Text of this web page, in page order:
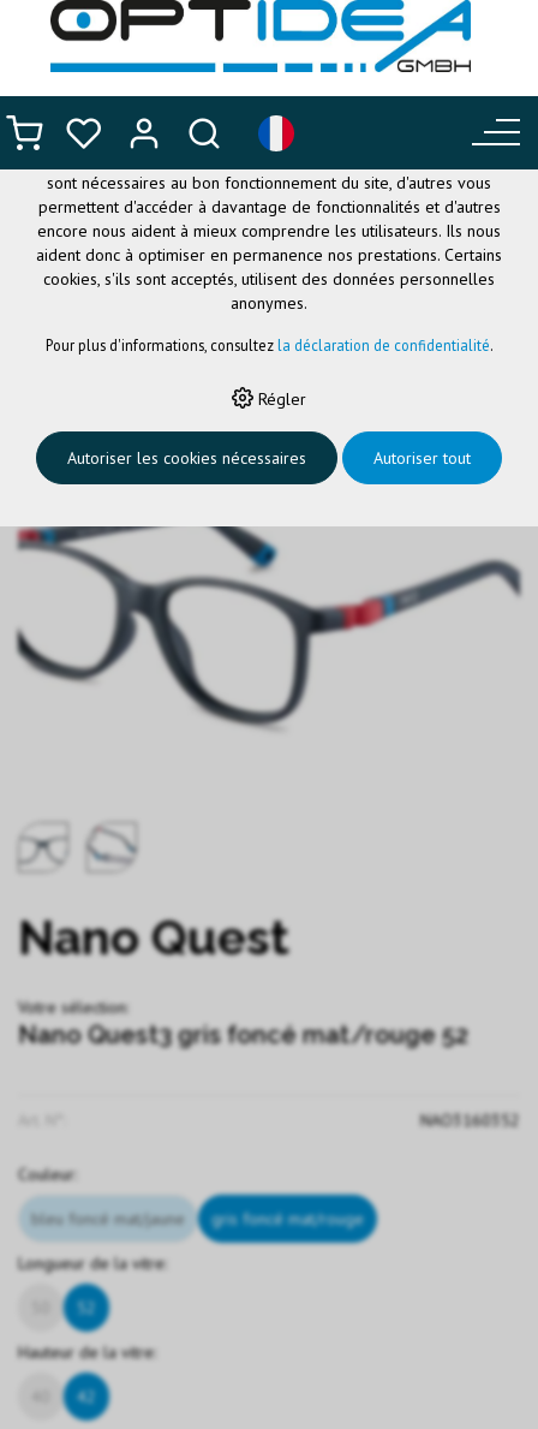
Nano Quest
Votre sélection:
Nano Quest3 gris foncé mat/rouge 52
NAO3160352
Couleur:
bleu foncé mat/jaune gris foncé mat/rouge
Longueur de la vitre:
52
Hauteur de la vitre:
42
CE SITE UTILISE DES COOKIES
Nous utilisons différents cookies sur notre site web : certains
sont nécessaires au bon fonctionnement du site, d'autres vous
permettent d'accéder à davantage de fonctionnalités et d'autres
encore nous aident à mieux comprendre les utilisateurs. Ils nous
aident donc à optimiser en permanence nos prestations. Certains
cookies, s'ils sont acceptés, utilisent des données personnelles
anonymes.
Pour plus d'informations, consultezla déclaration de confidentialité.
Régler
Autoriser les cookies nécessaires Autoriser tout